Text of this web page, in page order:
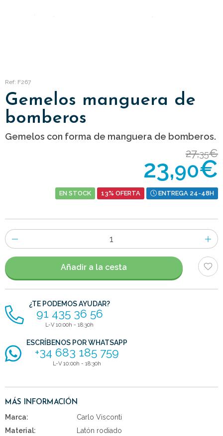
Ref: F267
Gemelos manguera de
bomberos
Gemelos con forma de manguera de bomberos.
27,35€
23,90€
EN STOCK 13% OFERTA ENTREGA 24-48H
Número
de
artículos
Añadir a la cesta
¿TE PODEMOS AYUDAR?
91 435 36 56
L-V 10:00h - 18:30h
ESCRÍBENOS POR WHATSAPP
+34 683 185 759
L-V 10:00h - 18:30h
MÁS INFORMACIÓN
Marca:
Carlo Visconti
Material:
Latón rodiado